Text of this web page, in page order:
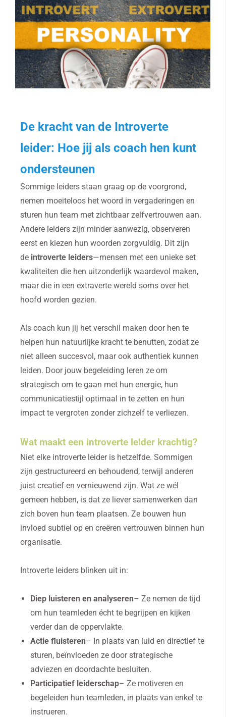
De kracht van de Introverte
leider: Hoe jij als coach hen kunt
ondersteunen
Sommige leiders staan graag op de voorgrond,
nemen moeiteloos het woord in vergaderingen en
sturen hun team met zichtbaar zelfvertrouwen aan.
Andere leiders zijn minder aanwezig, observeren
eerst en kiezen hun woorden zorgvuldig. Dit zijn
de introverte leiders—mensen met een unieke set
kwaliteiten die hen uitzonderlijk waardevol maken,
maar die in een extraverte wereld soms over het
hoofd worden gezien.
Als coach kun jij het verschil maken door hen te
helpen hun natuurlijke kracht te benutten, zodat ze
niet alleen succesvol, maar ook authentiek kunnen
leiden. Door jouw begeleiding leren ze om
strategisch om te gaan met hun energie, hun
communicatiestijl optimaal in te zetten en hun
impact te vergroten zonder zichzelf te verliezen.
Wat maakt een introverte leider krachtig?
Niet elke introverte leider is hetzelfde. Sommigen
zijn gestructureerd en behoudend, terwijl anderen
juist creatief en vernieuwend zijn. Wat ze wél
gemeen hebben, is dat ze liever samenwerken dan
zich boven hun team plaatsen. Ze bouwen hun
invloed subtiel op en creëren vertrouwen binnen hun
organisatie.
Introverte leiders blinken uit in:
Diep luisteren en analyseren– Ze nemen de tijd
om hun teamleden écht te begrijpen en kijken
verder dan de oppervlakte.
Actie fluisteren– In plaats van luid en directief te
sturen, beïnvloeden ze door strategische
adviezen en doordachte besluiten.
Participatief leiderschap– Ze motiveren en
begeleiden hun teamleden, in plaats van enkel te
instrueren.